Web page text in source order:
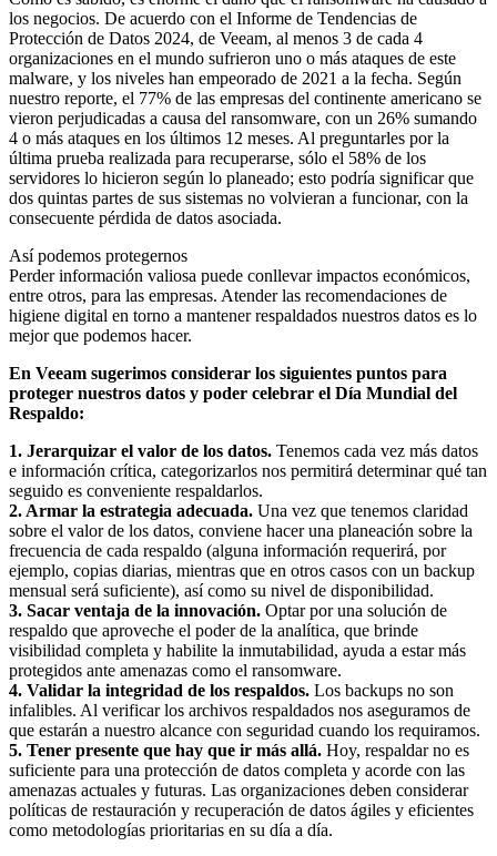
los negocios. De acuerdo con el Informe de Tendencias de
Protección de Datos 2024, de Veeam, al menos 3 de cada 4
organizaciones en el mundo sufrieron uno o más ataques de este
malware, y los niveles han empeorado de 2021 a la fecha. Según
nuestro reporte, el 77% de las empresas del continente americano se
vieron perjudicadas a causa del ransomware, con un 26% sumando
4 o más ataques en los últimos 12 meses. Al preguntarles por la
última prueba realizada para recuperarse, sólo el 58% de los
servidores lo hicieron según lo planeado; esto podría significar que
dos quintas partes de sus sistemas no volvieran a funcionar, con la
consecuente pérdida de datos asociada.
Así podemos protegernos
Perder información valiosa puede conllevar impactos económicos,
entre otros, para las empresas. Atender las recomendaciones de
higiene digital en torno a mantener respaldados nuestros datos es lo
mejor que podemos hacer.
En Veeam sugerimos considerar los siguientes puntos para
proteger nuestros datos y poder celebrar el Día Mundial del
Respaldo:
1. Jerarquizar el valor de los datos. Tenemos cada vez más datos
e información crítica, categorizarlos nos permitirá determinar qué tan
seguido es conveniente respaldarlos.
2. Armar la estrategia adecuada. Una vez que tenemos claridad
sobre el valor de los datos, conviene hacer una planeación sobre la
frecuencia de cada respaldo (alguna información requerirá, por
ejemplo, copias diarias, mientras que en otros casos con un backup
mensual será suficiente), así como su nivel de disponibilidad.
3. Sacar ventaja de la innovación. Optar por una solución de
respaldo que aproveche el poder de la analítica, que brinde
visibilidad completa y habilite la inmutabilidad, ayuda a estar más
protegidos ante amenazas como el ransomware.
4. Validar la integridad de los respaldos. Los backups no son
infalibles. Al verificar los archivos respaldados nos aseguramos de
que estarán a nuestro alcance con seguridad cuando los requiramos.
5. Tener presente que hay que ir más allá. Hoy, respaldar no es
suficiente para una protección de datos completa y acorde con las
amenazas actuales y futuras. Las organizaciones deben considerar
políticas de restauración y recuperación de datos ágiles y eficientes
como metodologías prioritarias en su día a día.